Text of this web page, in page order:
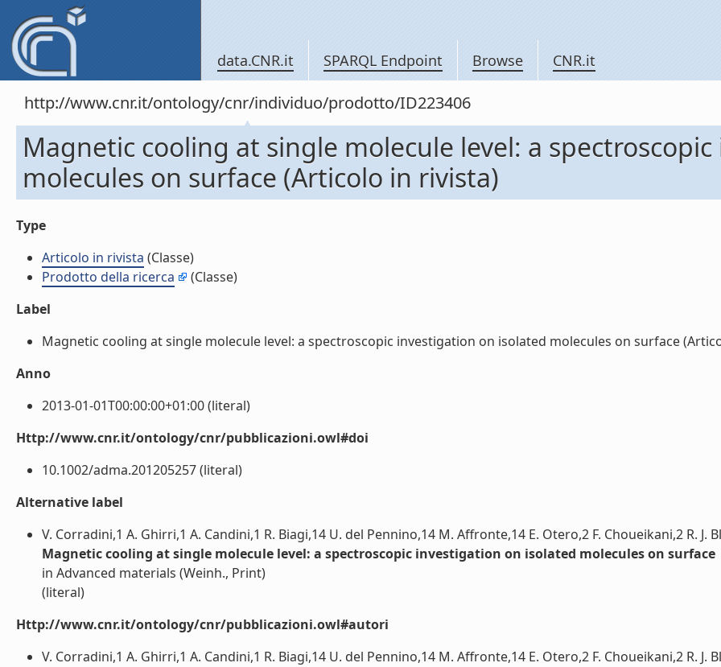
data.CNR.it SPARQL Endpoint Browse CNR.it
http://www.cnr.it/ontology/cnr/individuo/prodotto/ID223406
Magnetic cooling at single molecule level: a
molecules on surface (Articolo in rivista)
Type
Articolo in rivista (Classe)
Prodotto della ricerca
(Classe)
Label
Magnetic cooling at single molecule level: a spectroscopic investigation on isolated molecules on surface
Anno
2013-01-01T00:00:00+01:00 (literal)
Http://www.cnr.it/ontology/cnr/pubblicazioni.owl#doi
10.1002/adma.201205257 (literal)
Alternative label
V. Corradini,1 A. Ghirri,1 A. Candini,1 R. Biagi,14 U. del Pennino,14 M. Affronte,14 E. Otero,2 F. Choueikani,2 R. J.
Magnetic cooling at single molecule level: a spectroscopic investigation on isolated molecules on surface
in Advanced materials (Weinh., Print)
(literal)
Http://www.cnr.it/ontology/cnr/pubblicazioni.owl#autori
V. Corradini,1 A. Ghirri,1 A. Candini,1 R. Biagi,14 U. del Pennino,14 M. Affronte,14 E. Otero,2 F. Choueikani,2 R. J.